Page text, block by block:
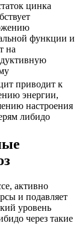
цинка
функции и
на
приводит к
энергии,
настроения
либидо
активно
и подавляет
уровень
через такие